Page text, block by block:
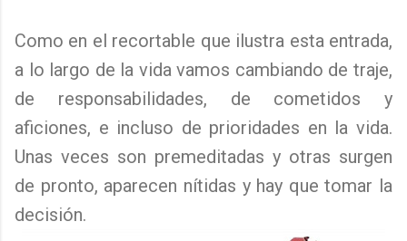
Como en el recortable que ilustra esta entrada,
a lo largo de la vida vamos cambiando de traje,
de responsabilidades, de cometidos y
aficiones, e incluso de prioridades en la vida.
Unas veces son premeditadas y otras surgen
de pronto, aparecen nítidas y hay que tomar la
decisión.